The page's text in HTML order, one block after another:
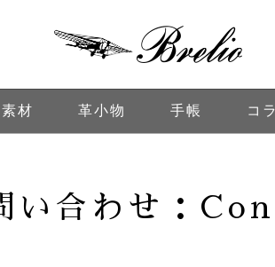
材 革小物 手帳 コ
い合わせ ：